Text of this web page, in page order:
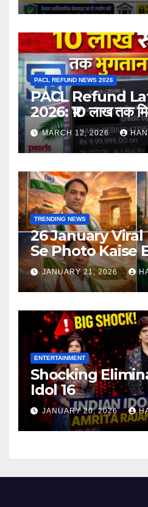
PACL REFUND NEWS 2026
PACL Refund
2026: ₹10 लाख तक
MARCH 12, 2026
TRENDING NEWS
26 January
Se Photo Kaise
JANUARY 21, 2026
ENTERTAINMENT
Shocking
Idol 16
JANUARY 20, 2026